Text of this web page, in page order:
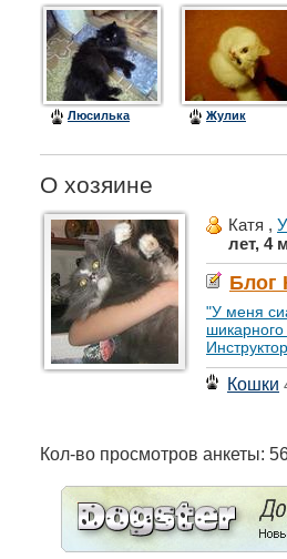
Люсилька Жулик
О хозяине
Катя ,
лет, 4
Блог
"У меня
Кошки
Кол-во просмотров анкеты: